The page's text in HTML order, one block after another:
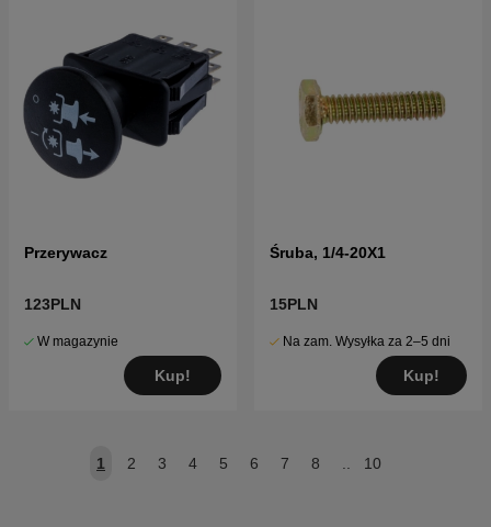
Przerywacz
123PLN
W magazynie
Kup!
Śruba, 1/4-20X1
15PLN
Na zam. Wysyłka za 2–5 dni
Kup!
1 2 3 4 5 6 7 8 .. 10